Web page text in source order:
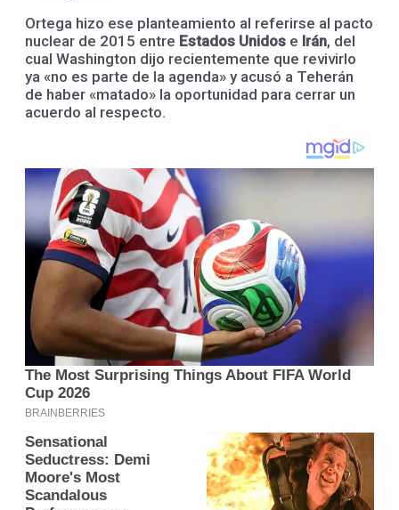
Ortega hizo ese planteamiento al referirse al pacto
nuclear de 2015 entre Estados Unidos e Irán, del
cual Washington dijo recientemente que revivirlo
ya «no es parte de la agenda» y acusó a Teherán
de haber «matado» la oportunidad para cerrar un
acuerdo al respecto.